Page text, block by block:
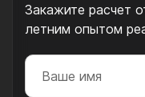
Закажите расчет
летним опытом